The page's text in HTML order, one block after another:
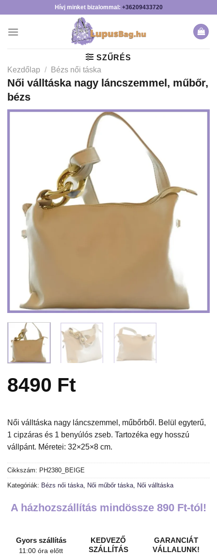
content
Hívj minket bizalommal: +36209433720
SZŰRÉS
Kezdőlap / Bézs női táska
Női válltáska nagy láncszemmel, műbőr,
bézs
8490 Ft
Női válltáska nagy láncszemmel, műbőrből. Belül egyterű,
1 cipzáras és 1 benyúlós zseb. Tartozéka egy hosszú
vállpánt. Méretei: 32×25×8 cm.
Cikkszám: PH2380_BEIGE
Kategóriák: Bézs női táska, Női műbőr táska, Női válltáska
A házhozszállítás mindössze 890 Ft-tól!
Gyors szállítás
11:00 óra előtt
KEDVEZŐ
SZÁLLÍTÁS
GARANCIÁT
VÁLLALUNK!